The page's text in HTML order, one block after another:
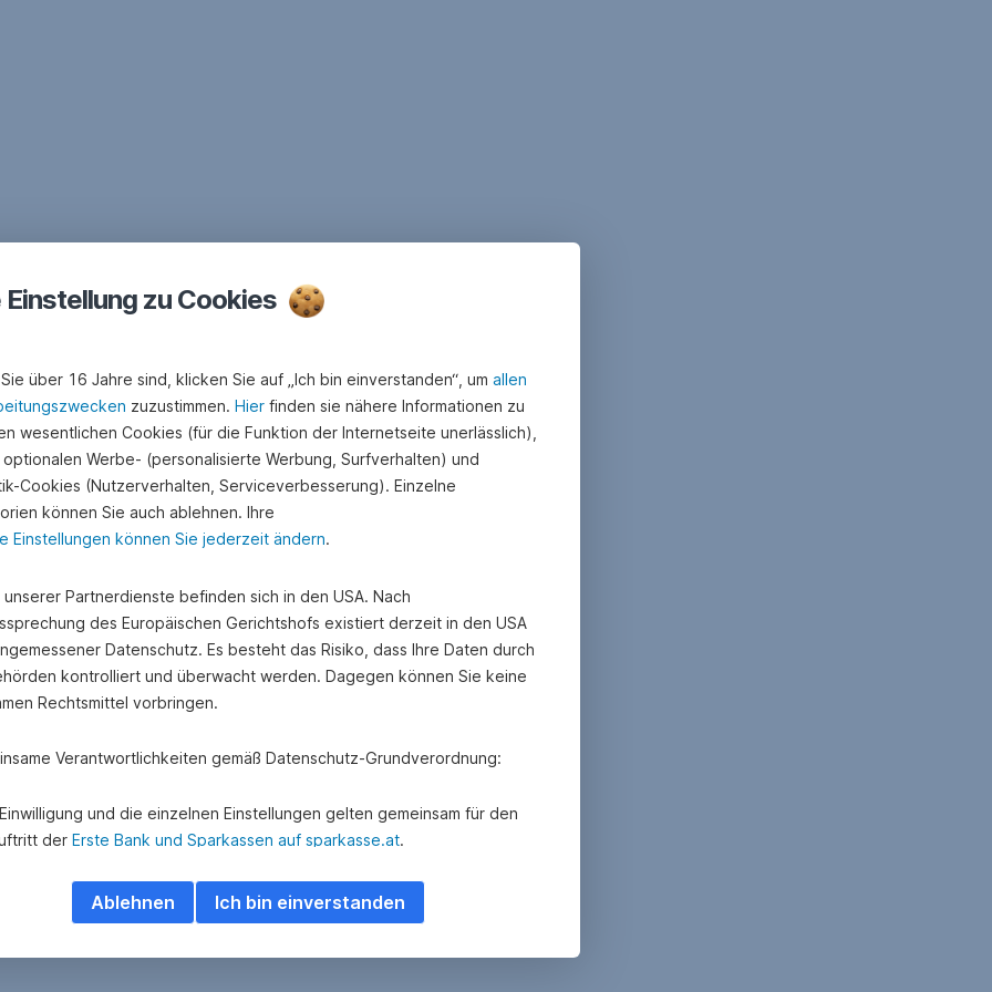
Einstellung zu Cookies
über 16 Jahre sind, klicken Sie auf „Ich bin einverstanden“, um allen
zuzustimmen. Hier finden sie nähere Informationen zu
wesentlichen Cookies (für die Funktion der Internetseite unerlässlich),
Werbe- (personalisierte Werbung, Surfverhalten) und
Cookies (Nutzerverhalten, Serviceverbesserung). Einzelne
können Sie auch ablehnen. Ihre
Einstellungen können Sie jederzeit ändern.
unserer Partnerdienste befinden sich in den USA. Nach
des Europäischen Gerichtshofs existiert derzeit in den USA
Datenschutz. Es besteht das Risiko, dass Ihre Daten durch
kontrolliert und überwacht werden. Dagegen können Sie keine
Rechtsmittel vorbringen.
Verantwortlichkeiten gemäß Datenschutz-Grundverordnung:
und die einzelnen Einstellungen gelten gemeinsam für den
der Erste Bank und Sparkassen auf sparkasse.at.
A/S besteht eine gemeinsame Verantwortlichkeit hinsichtlich
und Übermittlung personenbezogener Daten über das Adform
Ich bin einverstanden
Ablehnen